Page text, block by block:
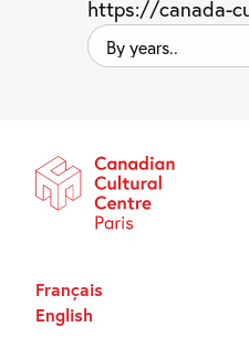
https://canada-
By
years..
Français
English